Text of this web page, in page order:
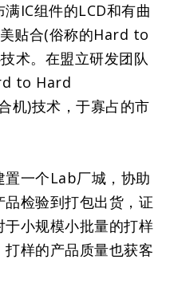
IC组件的LCD和有曲
贴合(俗称的Hard to
术。在盟立研发团队
to Hard
机)技术，于寡占的市
一个Lab厂城，协助
检验到打包出货，证
小规模小批量的打样
样的产品质量也获客